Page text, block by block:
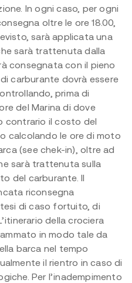
In ogni caso, per ogni
oltre le ore 18.00,
sarà applicata una
sarà trattenuta dalla
consegnata con il pieno
carburante dovrà essere
prima di
del Marina di dove
contrario il costo del
calcolando le ore di moto
(see chek-in), oltre ad
sarà trattenuta sulla
del carburante. Il
riconsegna
di caso fortuito, di
della crociera
in modo tale da
barca nel tempo
il rientro in caso di
Per l’inadempimento